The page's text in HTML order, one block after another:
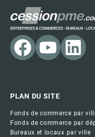
PLAN DU SITE
Fonds de commerce par
Fonds de commerce par
Bureaux et locaux par ville